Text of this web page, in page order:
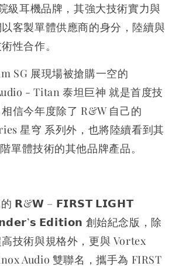
級耳機品牌，其強大技術實力與
客製單體供應商的身分，陸續與
性合作。
SG 展現場被搶購一空的
- Titan 泰坦巨神 就是首度技
信今年度除了 R&W 自己的
星穹 系列外，也將陸續看到其
單體技術的其他品牌產品。
的 𝗥&𝗪 – 𝗙𝗜𝗥𝗦𝗧 𝗟𝗜𝗚𝗛𝗧
𝗘𝗱𝗶𝘁𝗶𝗼𝗻 創始紀念版，除
技術與規格外，更與 Vortex
Audio 雙聯名，攜手為 FIRST